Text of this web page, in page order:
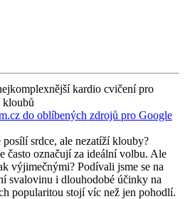
kardio cvičení pro
kloubů
do oblíbených zdrojů pro Google
srdce, ale nezatíží klouby?
často označují za ideální volbu. Ale
výjimečnými? Podívali jsme se na
svalovinu i dlouhodobé účinky na
popularitou stojí víc než jen pohodlí.